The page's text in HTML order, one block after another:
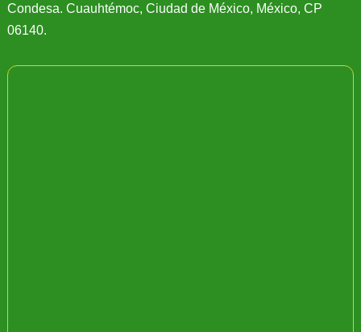
Condesa. Cuauhtémoc, Ciudad de México, México, CP
06140.